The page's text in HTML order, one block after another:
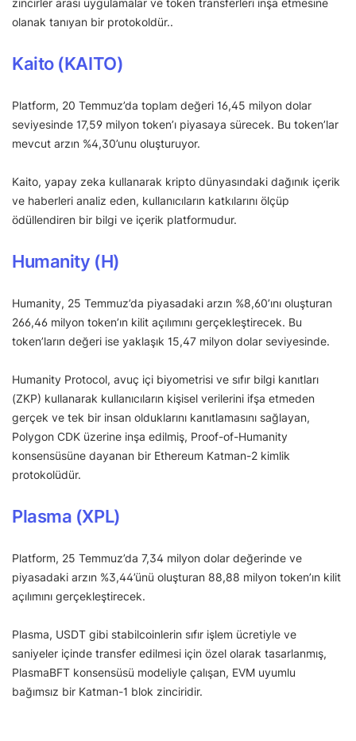
olanak tanıyan bir protokoldür..
Kaito (KAITO)
Platform, 20 Temmuz’da toplam değeri 16,45 milyon dolar
seviyesinde 17,59 milyon token’ı piyasaya sürecek. Bu token’lar
mevcut arzın %4,30’unu oluşturuyor.
Kaito, yapay zeka kullanarak kripto dünyasındaki dağınık içerik
ve haberleri analiz eden, kullanıcıların katkılarını ölçüp
ödüllendiren bir bilgi ve içerik platformudur.
Humanity (H)
Humanity, 25 Temmuz’da piyasadaki arzın %8,60’ını oluşturan
266,46 milyon token’ın kilit açılımını gerçekleştirecek. Bu
token’ların değeri ise yaklaşık 15,47 milyon dolar seviyesinde.
Humanity Protocol, avuç içi biyometrisi ve sıfır bilgi kanıtları
(ZKP) kullanarak kullanıcıların kişisel verilerini ifşa etmeden
gerçek ve tek bir insan olduklarını kanıtlamasını sağlayan,
Polygon CDK üzerine inşa edilmiş, Proof-of-Humanity
konsensüsüne dayanan bir Ethereum Katman-2 kimlik
protokolüdür.
Plasma (XPL)
Platform, 25 Temmuz’da 7,34 milyon dolar değerinde ve
piyasadaki arzın %3,44’ünü oluşturan 88,88 milyon token’ın kilit
açılımını gerçekleştirecek.
Plasma, USDT gibi stabilcoinlerin sıfır işlem ücretiyle ve
saniyeler içinde transfer edilmesi için özel olarak tasarlanmış,
PlasmaBFT konsensüsü modeliyle çalışan, EVM uyumlu
bağımsız bir Katman-1 blok zinciridir.